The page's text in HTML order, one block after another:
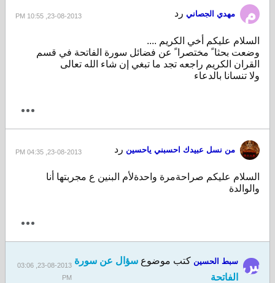
مهدي الجصاني رد 23-08-2013, 10:55 PM
السلام عليكم أخي الكريم ....
وضعت بحثا ً مختصرا ً عن فضائل سورة الفاتحة في قسم
القران الكريم راجعه تجد ما تبغي إن شاء الله تعالى
ولا تنسانا بالدعاء
من نسل عبيدك احسبني ياحسين رد 23-08-2013, 04:35 PM
السلام عليكم صراحةمرة واحدةلأم البنين ع مجربتها أنا
والوالدة
سبط الحسين كتب موضوعسؤال عن سورة
الفاتحة
23-08-2013, 03:06
PM